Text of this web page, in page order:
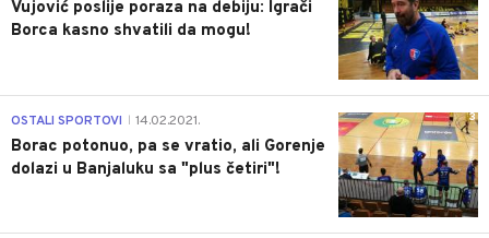
Vujović poslije poraza na debiju: Igrači
Borca kasno shvatili da mogu!
3
OSTALI SPORTOVI 14.02.2021.
Borac potonuo, pa se vratio, ali Gorenje
dolazi u Banjaluku sa "plus četiri"!